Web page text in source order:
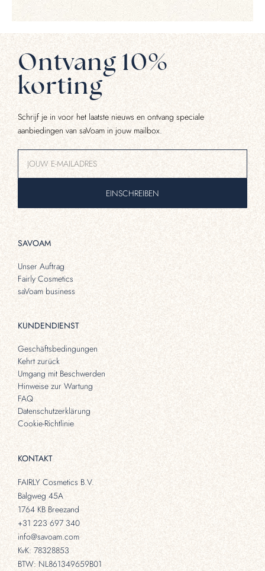
Ontvang 10%
korting
Schrijf je in voor het laatste nieuws en ontvang speciale
aanbiedingen van saVoam in jouw mailbox.
EINSCHREIBEN
SAVOAM
Unser Auftrag
Fairly Cosmetics
saVoam business
KUNDENDIENST
Geschäftsbedingungen
Kehrt zurück
Umgang mit Beschwerden
Hinweise zur Wartung
FAQ
Datenschutzerklärung
Cookie-Richtlinie
KONTAKT
FAIRLY Cosmetics B.V.
Balgweg 45A
1764 KB Breezand
+31 223 697 340
info@savoam.com
KvK: 78328853
BTW: NL861349659B01